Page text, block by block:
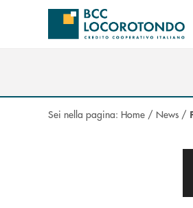
Salta al contenuto principale
Sei nella pagina: Home / News /